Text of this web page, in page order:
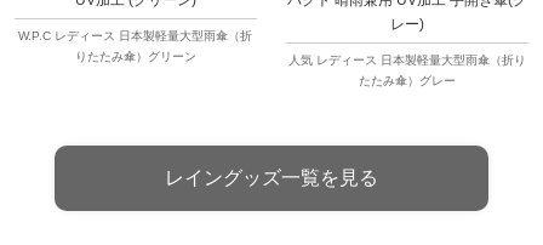
W.P.C レディース 日本製軽量大型雨傘（折
りたたみ傘）グリーン
レー)
人気 レディース 日本製軽量大型雨傘（折り
たたみ傘）グレー
レイングッズ一覧を見る